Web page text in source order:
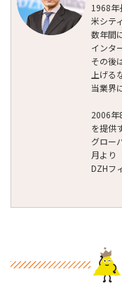
1968年
米シテ
数年間
インタ
その後
上げる
当業界
2006年
を提供
グロー
月より
DZHフ